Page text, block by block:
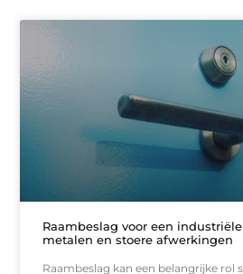
Raambeslag voor een
metalen en stoere afwerkingen
Raambeslag kan een belangrijke rol